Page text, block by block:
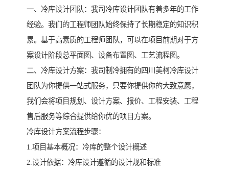
一、冷库设计团队：我司冷库设计团队有着多年的工作
经验。我们的工程师团队始终保持了长期稳定的知识积
累。基于高素质的工程师团队，可以在项目前期对于方
案设计阶段总平面图、设备布置图、工艺流程图。
二、冷库设计方案：我司制冷拥有的四川美柯冷库设计
团队为你提供一站式服务，只要你提供你的大致意愿，
我们会将项目规划、设计方案、报价、工程安装、工程
售后服务等综合提供给你优的项目方案。
冷库设计方案流程步骤：
1.项目基本概况：冷库的整个设计概述
2.设计依据：冷库设计遵循的设计规和标准